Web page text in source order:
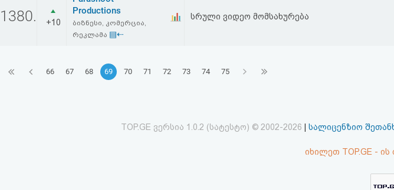
1380. +10
Productions
ბიზნესი, კომერცია,
რეკლამა ▤⇠
სრული ვიდეო მომსახურება
66 67 68 69 70 71 72 73 74 75
TOP.GE ვერსია 1.0.2 (სატესტო) © 2002-2026 სალიცენზიო
იხილეთ TOP.GE - ის